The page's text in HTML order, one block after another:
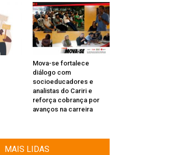
Mova-se fortalece
diálogo com
socioeducadores e
analistas do Cariri e
reforça cobrança por
avanços na carreira
MAIS LIDAS